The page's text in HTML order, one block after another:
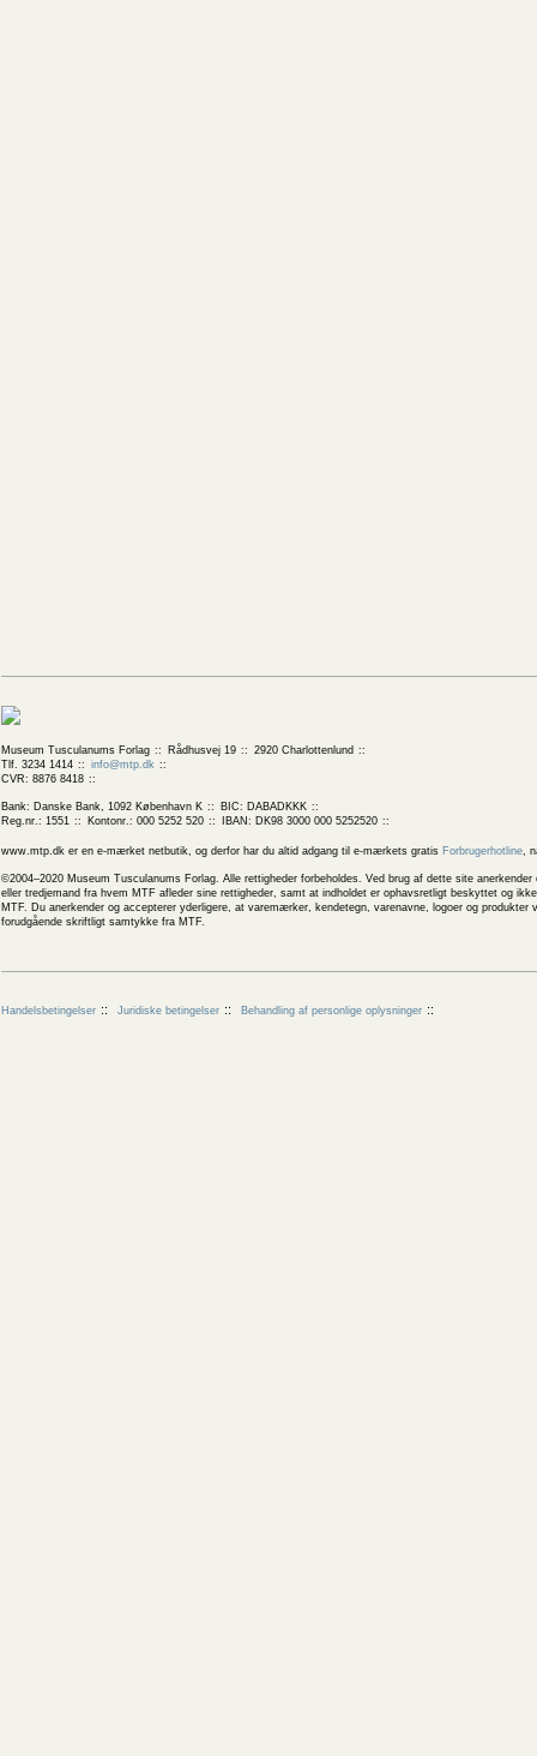
Museum Tusculanums Forlag Rådhusvej 19
2920 Charlottenlund
Tlf. 3234 1414
info@mtp.dk
CVR: 8876 8418
Bank: Danske Bank, 1092 København K
BIC: DABADKKK
Reg.nr.: 1551
Kontonr.: 000 5252 520 IBAN: DK98 3000 000 5252520
www.mtp.dk er en e-mærket netbutik, og derfor har du altid adgang til e-mærkets gratis Forbrugerhotline,
©2004–2020 Museum Tusculanums Forlag. Alle rettigheder forbeholdes. Ved brug af dette site
eller tredjemand fra hvem MTF afleder sine rettigheder, samt at indholdet er ophavsretligt beskyttet og
MTF. Du anerkender og accepterer yderligere, at varemærker, kendetegn, varenavne, logoer og
forudgående skriftligt samtykke fra MTF.
Handelsbetingelser Juridiske betingelser Behandling af personlige oplysninger